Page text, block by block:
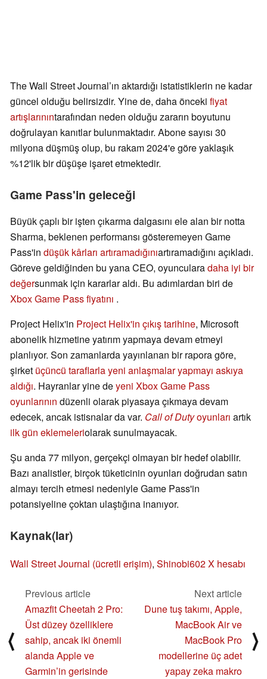
The Wall Street Journal’ın aktardığı istatistiklerin ne kadar
güncel olduğu belirsizdir. Yine de, daha önceki fiyat
artışlarınıntarafından neden olduğu zararın boyutunu
doğrulayan kanıtlar bulunmaktadır. Abone sayısı 30
milyona düşmüş olup, bu rakam 2024'e göre yaklaşık
%12'lik bir düşüşe işaret etmektedir.
Game Pass'in geleceği
Büyük çaplı bir işten çıkarma dalgasını ele alan bir notta
Sharma, beklenen performansı gösteremeyen Game
Pass'in düşük kârları artıramadığınıartıramadığını açıkladı.
Göreve geldiğinden bu yana CEO, oyuncularadaha iyi bir
değersunmak için kararlar aldı. Bu adımlardan biri de
Xbox Game Pass fiyatını .
Project Helix'in Project Helix'in çıkış tarihine, Microsoft
abonelik hizmetine yatırım yapmaya devam etmeyi
planlıyor. Son zamanlarda yayınlanan bir rapora göre,
şirket üçüncü taraflarla yeni anlaşmalar yapmayı askıya
aldığı. Hayranlar yine deyeni Xbox Game Pass
oyunlarının düzenli olarak piyasaya çıkmaya devam
edecek, ancak istisnalar da var. Call of Dutyoyunları artık
ilk gün eklemeleriolarak sunulmayacak.
Şu anda 77 milyon, gerçekçi olmayan bir hedef olabilir.
Bazı analistler, birçok tüketicinin oyunları doğrudan satın
almayı tercih etmesi nedeniyle Game Pass'in
potansiyeline çoktan ulaştığına inanıyor.
Kaynak(lar)
Wall Street Journal (ücretli erişim), Shinobi602 X hesabı
⟨
Previous article
Amazfit Cheetah 2 Pro:
Üst düzey özelliklere
sahip, ancak iki önemli
alanda Apple ve
Garmin’in gerisinde
Next article
Dune tuş takımı, Apple,
MacBook Air ve
MacBook Pro
modellerine üç adet
yapay zeka makro
⟩